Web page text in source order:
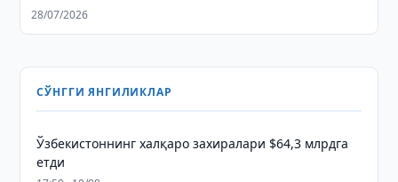
28/07/2026
СЎНГГИ ЯНГИЛИКЛАР
Ўзбекистоннинг халқаро захиралари $64,3 млрдга
етди